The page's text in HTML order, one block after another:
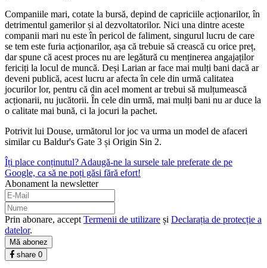
Companiile mari, cotate la bursă, depind de capriciile acționarilor, în
detrimentul gamerilor și al dezvoltatorilor. Nici una dintre aceste
companii mari nu este în pericol de faliment, singurul lucru de care
se tem este furia acționarilor, așa că trebuie să crească cu orice preț,
dar spune că acest proces nu are legătură cu menținerea angajaților
fericiți la locul de muncă. Deși Larian ar face mai mulți bani dacă ar
deveni publică, acest lucru ar afecta în cele din urmă calitatea
jocurilor lor, pentru că din acel moment ar trebui să mulțumească
acționarii, nu jucătorii. În cele din urmă, mai mulți bani nu ar duce la
o calitate mai bună, ci la jocuri la pachet.
Potrivit lui Douse, următorul lor joc va urma un model de afaceri
similar cu Baldur's Gate 3 și Origin Sin 2.
Îți place conținutul? Adaugă-ne la sursele tale preferate de pe
Google, ca să ne poți găsi fără efort!
Abonament la newsletter
Prin abonare, accept Termenii de utilizare și Declarația de protecție a
datelor.
Mă abonez
share 0